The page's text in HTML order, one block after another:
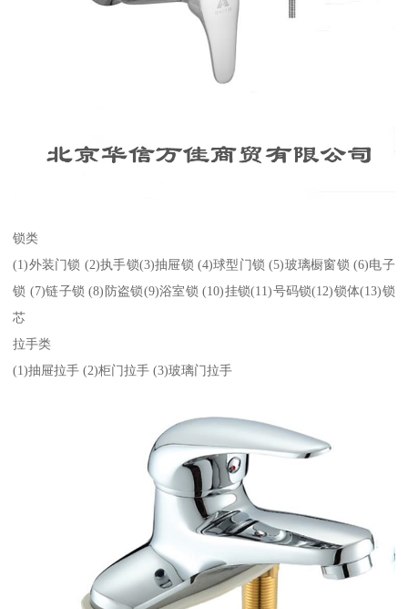
锁类
(1)外装门锁 (2)执手锁(3)抽屉锁 (4)球型门锁 (5)玻璃橱窗锁 (6)电子
锁 (7)链子锁 (8)防盗锁(9)浴室锁 (10)挂锁(11)号码锁(12)锁体(13)锁
芯
拉手类
(1)抽屉拉手 (2)柜门拉手 (3)玻璃门拉手